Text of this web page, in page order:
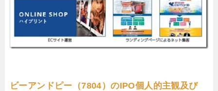
ビーアンドピー（7804）のIPO個人的主観及び